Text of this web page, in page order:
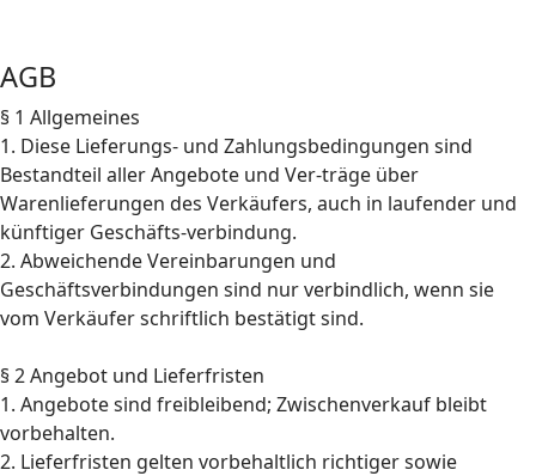
AGB
§ 1 Allgemeines
1. Diese Lieferungs- und Zahlungsbedingungen sind
Bestandteil aller Angebote und Ver-träge über
Warenlieferungen des Verkäufers, auch in laufender und
künftiger Geschäfts-verbindung.
2. Abweichende Vereinbarungen und
Geschäftsverbindungen sind nur verbindlich, wenn sie
vom Verkäufer schriftlich bestätigt sind.
§ 2 Angebot und Lieferfristen
1. Angebote sind freibleibend; Zwischenverkauf bleibt
vorbehalten.
2. Lieferfristen gelten vorbehaltlich richtiger sowie